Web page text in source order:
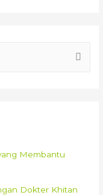
Membantu
Dokter Khitan